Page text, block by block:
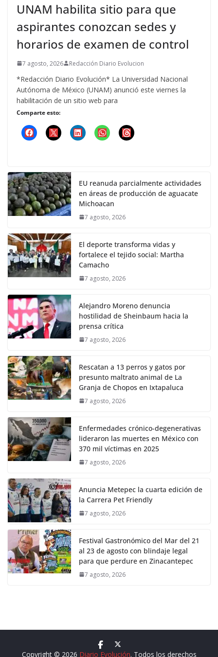
UNAM habilita sitio para que
aspirantes conozcan sedes y
horarios de examen de control
7 agosto, 2026 Redacción Diario Evolucion
*Redacción Diario Evolución* La Universidad Nacional
Autónoma de México (UNAM) anunció este viernes la
habilitación de un sitio web para
Comparte esto:
EU reanuda parcialmente actividades
en áreas de producción de aguacate
Michoacan
7 agosto, 2026
El deporte transforma vidas y
fortalece el tejido social: Martha
Camacho
7 agosto, 2026
Alejandro Moreno denuncia
hostilidad de Sheinbaum hacia la
prensa crítica
7 agosto, 2026
Rescatan a 13 perros y gatos por
presunto maltrato animal de La
Granja de Chopos en Ixtapaluca
7 agosto, 2026
Enfermedades crónico-degenerativas
lideraron las muertes en México con
370 mil víctimas en 2025
7 agosto, 2026
Anuncia Metepec la cuarta edición de
la Carrera Pet Friendly
7 agosto, 2026
Festival Gastronómico del Mar del 21
al 23 de agosto con blindaje legal
para que perdure en Zinacantepec
7 agosto, 2026
Copyright © 2026 Diario Evolución. Todos los derechos